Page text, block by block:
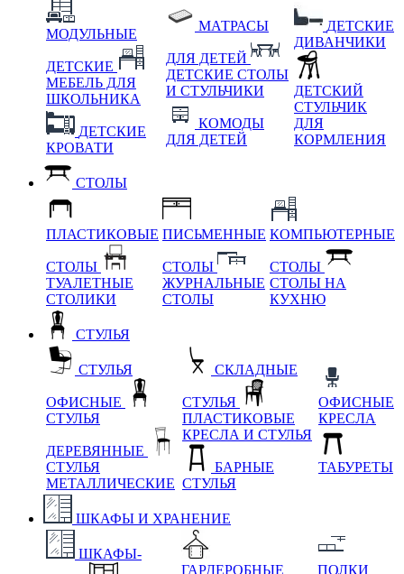
МОДУЛЬНЫЕ
ДЕТСКИЕ
МЕБЕЛЬ ДЛЯ
ШКОЛЬНИКА
ДЕТСКИЕ
КРОВАТИ
МАТРАСЫ
ДЛЯ ДЕТЕЙ
ДЕТСКИЕ СТОЛЫ
И СТУЛЬЧИКИ
КОМОДЫ
ДЛЯ ДЕТЕЙ
ДЕТСКИЕ
ДИВАНЧИКИ
ДЕТСКИЙ
СТУЛЬЧИК
ДЛЯ
КОРМЛЕНИЯ
СТОЛЫ
ПЛАСТИКОВЫЕ
СТОЛЫ
ТУАЛЕТНЫЕ
СТОЛИКИ
ПИСЬМЕННЫЕ
СТОЛЫ
ЖУРНАЛЬНЫЕ
СТОЛЫ
КОМПЬЮТЕРНЫЕ
СТОЛЫ
СТОЛЫ НА
КУХНЮ
СТУЛЬЯ
СТУЛЬЯ
ОФИСНЫЕ
СТУЛЬЯ
ДЕРЕВЯННЫЕ
СТУЛЬЯ
МЕТАЛЛИЧЕСКИЕ
СКЛАДНЫЕ
СТУЛЬЯ
ПЛАСТИКОВЫЕ
КРЕСЛА И СТУЛЬЯ
БАРНЫЕ
СТУЛЬЯ
ОФИСНЫЕ
КРЕСЛА
ТАБУРЕТЫ
ШКАФЫ И ХРАНЕНИЕ
ШКАФЫ-
ГАРДЕРОБНЫЕ
ПОЛКИ